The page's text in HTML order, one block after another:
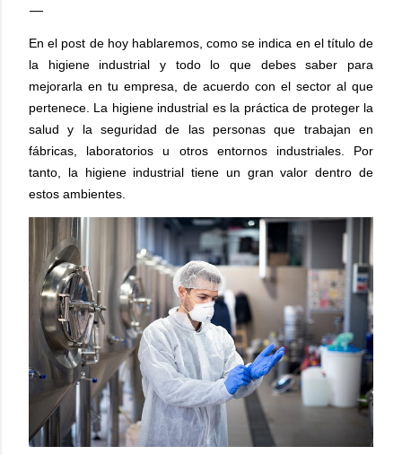
En el post de hoy hablaremos, como se indica en el título de
la higiene industrial y todo lo que debes saber para
mejorarla en tu empresa, de acuerdo con el sector al que
pertenece. La higiene industrial es la práctica de proteger la
salud y la seguridad de las personas que trabajan en
fábricas, laboratorios u otros entornos industriales. Por
tanto, la higiene industrial tiene un gran valor dentro de
estos ambientes.